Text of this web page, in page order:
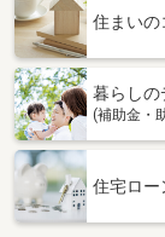
沖縄県那覇市安
住まいの
暮らしの
(補助金・
住宅ロー